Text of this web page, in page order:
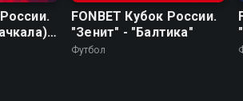
-
FONBET Кубок России.
"Зенит" - "Балтика"
Футбол